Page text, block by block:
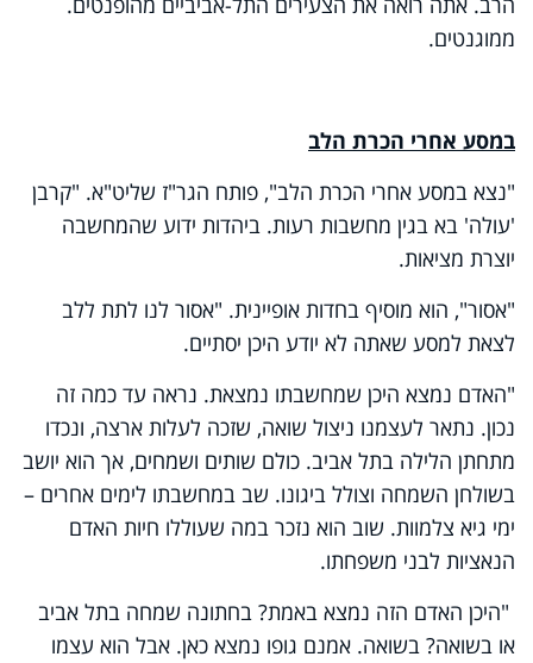
ממוגנטים.
במסע אחרי הכרת הלב
"נצא במסע אחרי הכרת הלב", פותח הגר"ז שליט"א. "קרבן
'עולה' בא בגין מחשבות רעות. ביהדות ידוע שהמחשבה
יוצרת מציאות.
"אסור", הוא מוסיף בחדות אופיינית. "אסור לנו לתת ללב
לצאת למסע שאתה לא יודע היכן יסתיים.
"האדם נמצא היכן שמחשבתו נמצאת. נראה עד כמה זה
נכון. נתאר לעצמנו ניצול שואה, שזכה לעלות ארצה, ונכדו
מתחתן הלילה בתל אביב. כולם שותים ושמחים, אך הוא יושב
בשולחן השמחה וצולל ביגונו. שב במחשבתו לימים אחרים –
ימי גיא צלמוות. שוב הוא נזכר במה שעוללו חיות האדם
הנאציות לבני משפחתו.
"היכן האדם הזה נמצא באמת? בחתונה שמחה בתל אביב
או בשואה? בשואה. אמנם גופו נמצא כאן. אבל הוא עצמו